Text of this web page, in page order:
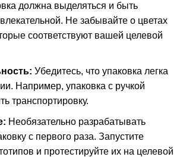
должна выделяться и быть
Не забывайте о цветах
соответствуют вашей целевой
Убедитесь, что упаковка легка
Например, упаковка с ручкой
транспортировку.
Необязательно разрабатывать
с первого раза. Запустите
и протестируйте их на целевой